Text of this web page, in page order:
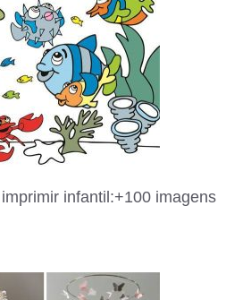
infantil:+100 imagens